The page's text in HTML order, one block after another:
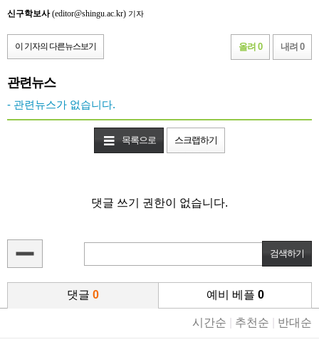
신구학보사(editor@shingu.ac.kr) 기자
이 기자의 다른뉴스보기 올려 0 내려 0
관련뉴스
- 관련뉴스가 없습니다.
목록으로 스크랩하기
댓글 쓰기 권한이 없습니다.
댓글 0 예비 베플 0
시간순 추천순 반대순